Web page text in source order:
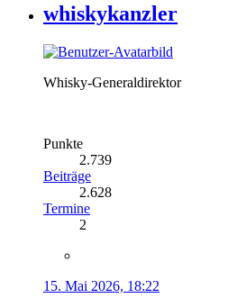
whiskykanzler
Whisky-Generaldirektor
Punkte
2.739
Beiträge
2.628
Termine
2
15. Mai 2026, 18:22